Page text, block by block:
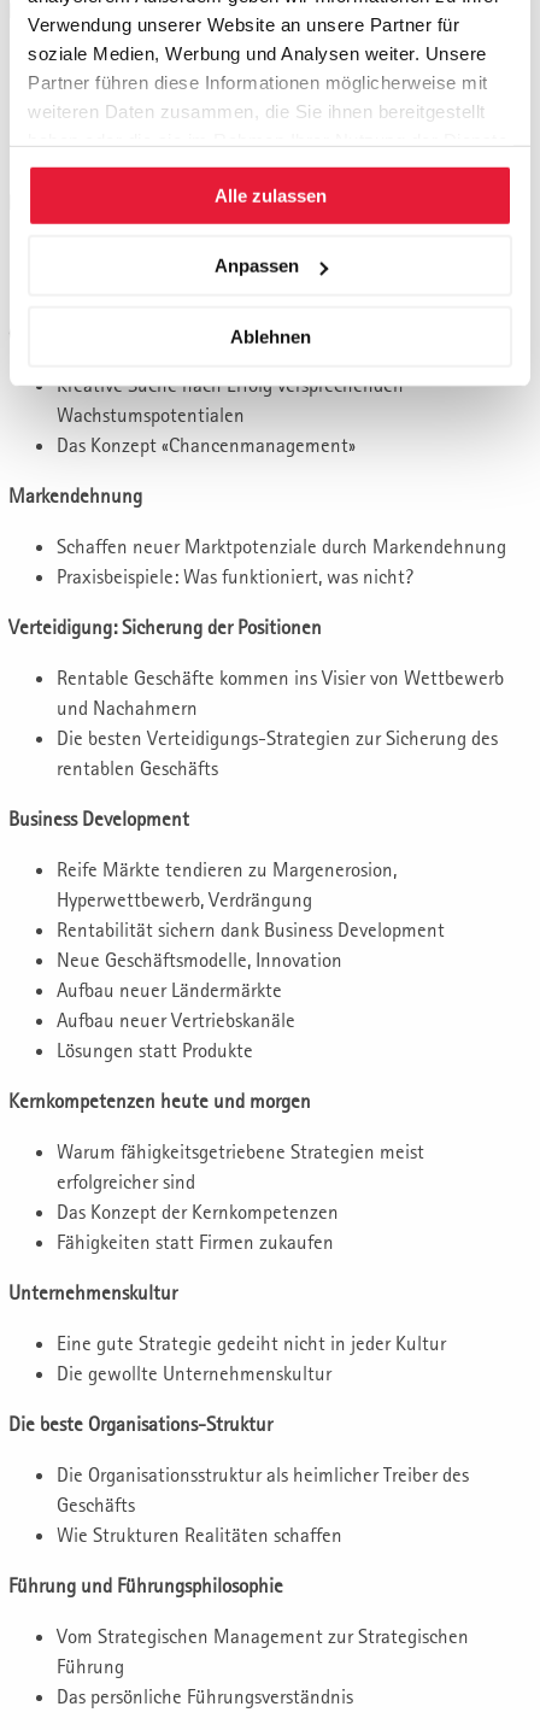
Verwendung unserer Website an unsere Partner für
soziale Medien, Werbung und Analysen weiter. Unsere
Partner führen diese Informationen möglicherweise mit
weiteren Daten zusammen, die Sie ihnen bereitgestellt
gesammelt haben.
Alle zulassen
Anpassen
Ablehnen
Das Geschäfts-Portfolio
Wie unterteilen wir unsere Unternehmung in einzelne
Geschäfte?
Das Geschäfts-Portfolio als Kernelement der
Unternehmens-Strategie
Entwicklungen und Veränderungen
Die zentralen Analysen für jedes Geschäftsfeld
Strategische Gesetzmässigkeiten
Kreative Suche nach Erfolg versprechenden
Wachstumspotentialen
Das Konzept «Chancenmanagement»
Markendehnung
Schaffen neuer Marktpotenziale durch Markendehnung
Praxisbeispiele: Was funktioniert, was nicht?
Verteidigung: Sicherung der Positionen
Rentable Geschäfte kommen ins Visier von Wettbewerb
und Nachahmern
Die besten Verteidigungs-Strategien zur Sicherung des
rentablen Geschäfts
Business Development
Reife Märkte tendieren zu Margenerosion,
Hyperwettbewerb, Verdrängung
Rentabilität sichern dank Business Development
Neue Geschäftsmodelle, Innovation
Aufbau neuer Ländermärkte
Aufbau neuer Vertriebskanäle
Lösungen statt Produkte
Kernkompetenzen heute und morgen
Warum fähigkeitsgetriebene Strategien meist
erfolgreicher sind
Das Konzept der Kernkompetenzen
Fähigkeiten statt Firmen zukaufen
Unternehmenskultur
Eine gute Strategie gedeiht nicht in jeder Kultur
Die gewollte Unternehmenskultur
Die beste Organisations-Struktur
Die Organisationsstruktur als heimlicher Treiber des
Geschäfts
Wie Strukturen Realitäten schaffen
Führung und Führungsphilosophie
Vom Strategischen Management zur Strategischen
Führung
Das persönliche Führungsverständnis